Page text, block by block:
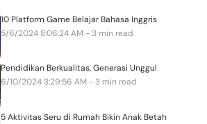
10 Platform Game Belajar Bahasa Inggris
5/6/2024 8:06:24 AM - 3 min read
Pendidikan Berkualitas, Generasi Unggul
6/10/2024 3:29:56 AM - 3 min read
5 Aktivitas Seru di Rumah Bikin Anak Betah